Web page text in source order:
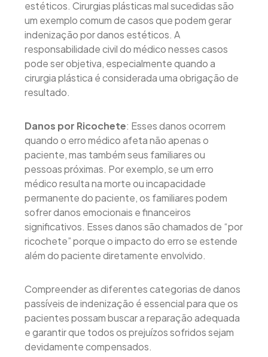
estéticos. Cirurgias plásticas mal sucedidas são
um exemplo comum de casos que podem gerar
indenização por danos estéticos. A
responsabilidade civil do médico nesses casos
pode ser objetiva, especialmente quando a
cirurgia plástica é considerada uma obrigação de
resultado.
Danos por Ricochete: Esses danos ocorrem
quando o erro médico afeta não apenas o
paciente, mas também seus familiares ou
pessoas próximas. Por exemplo, se um erro
médico resulta na morte ou incapacidade
permanente do paciente, os familiares podem
sofrer danos emocionais e financeiros
significativos. Esses danos são chamados de “por
ricochete” porque o impacto do erro se estende
além do paciente diretamente envolvido.
Compreender as diferentes categorias de danos
passíveis de indenização é essencial para que os
pacientes possam buscar a reparação adequada
e garantir que todos os prejuízos sofridos sejam
devidamente compensados.